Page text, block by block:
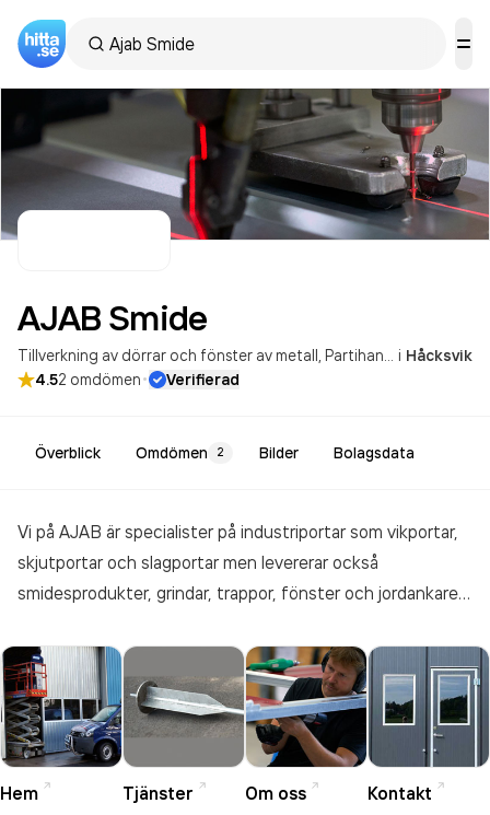
AJAB Smide
Tillverkning av dörrar och fönster av metall Partihandel med andra insatsvaror i Håcksvik
4.52 omdömen· Verifierad
Överblick Omdömen 2 Bilder Bolagsdata
Vi på AJAB är specialister på industriportar som vikportar,
skjutportar och slagportar men levererar också
smidesprodukter, grindar, trappor, fönster och jordankare
Hem Tjänster Om oss Kontakt